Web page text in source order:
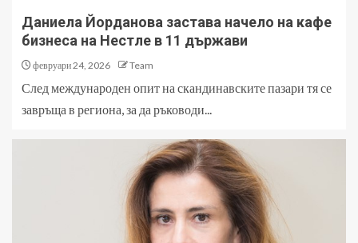
Даниела Йорданова застава начело на кафе
бизнеса на Нестле в 11 държави
февруари 24, 2026 Team
След международен опит на скандинавските пазари тя се
завръща в региона, за да ръководи...